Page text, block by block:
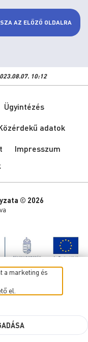
AZ ELŐZŐ OLDALRA
10:12
Ügyintézés
adatok
Impresszum
© 2026
a marketing és
el.